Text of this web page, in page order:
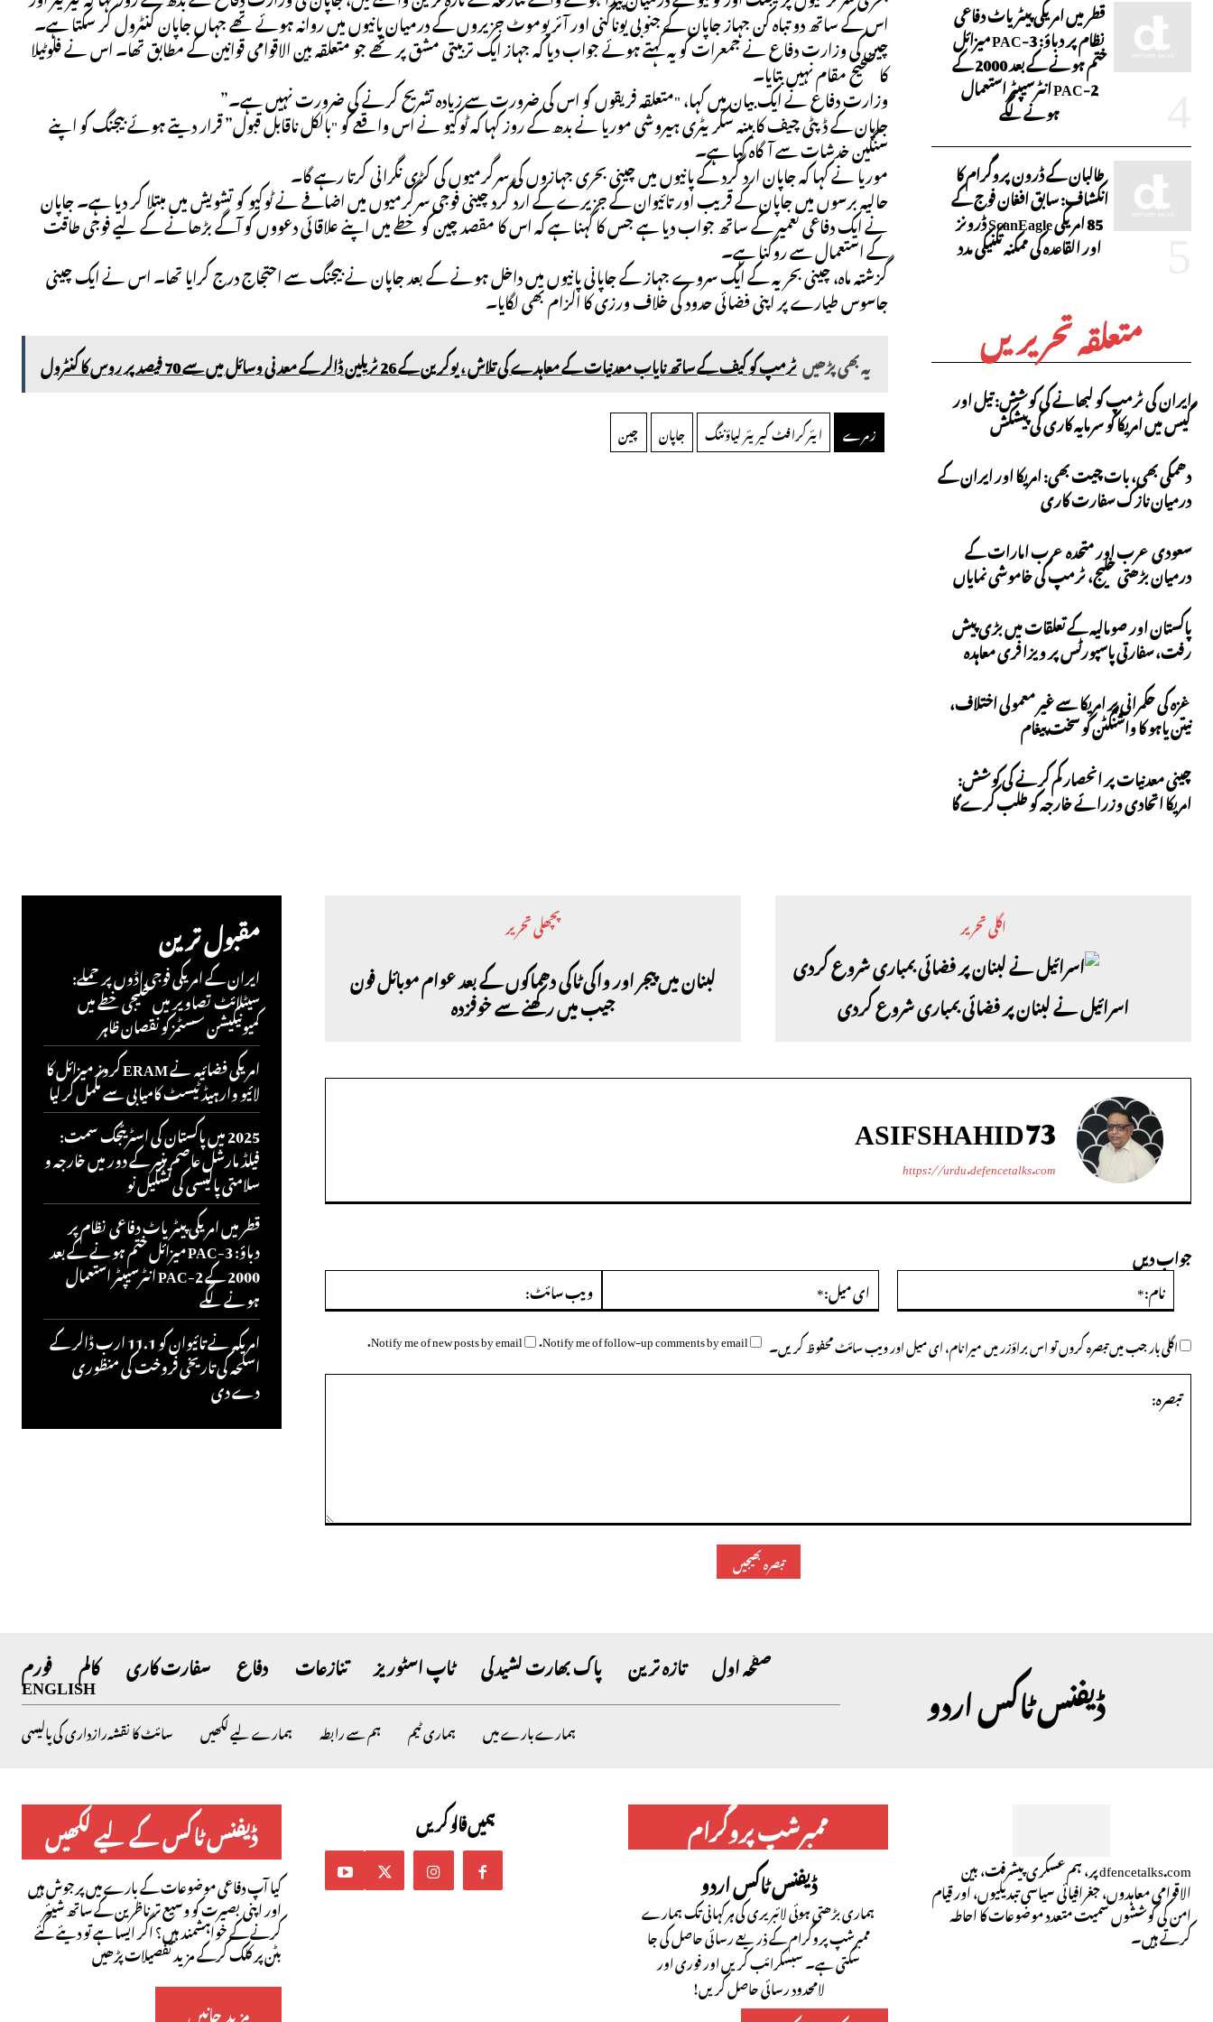
قطر میں امریکی پیٹریاٹ دفاعی
نظام پر دباؤ: PAC-3 میزائل
ختم ہونے کے بعد 2000 کے
PAC-2 انٹرسیپٹر استعمال
ہونے لگے
طالبان کے ڈرون پروگرام کا
انکشاف: سابق افغان فوج کے
85 امریکی ScanEagle ڈرونز
اور القاعدہ کی ممکنہ تکنیکی مدد
متعلقہ تحریریں
ایران کی ٹرمپ کو لبھانے کی کوشش: تیل اور
گیس میں امریکا کو سرمایہ کاری کی پیشکش
دھمکی بھی، بات چیت بھی: امریکا اور ایران کے
درمیان نازک سفارت کاری
سعودی عرب اور متحدہ عرب امارات کے
درمیان بڑھتی خلیج، ٹرمپ کی خاموشی نمایاں
پاکستان اور صومالیہ کے تعلقات میں بڑی پیش
رفت، سفارتی پاسپورٹس پر ویزا فری معاہدہ
غزہ کی حکمرانی پر امریکا سے غیر معمولی اختلاف،
نیتن یاہو کا واشنگٹن کو سخت پیغام
چینی معدنیات پر انحصار کم کرنے کی کوشش:
امریکا اتحادی وزرائے خارجہ کو طلب کرے گا
اس کے ساتھ دو تباہ کن جہاز جاپان کے جنوبی یوناگنی اور آئریوموٹ جزیروں کے درمیان پانیوں میں روانہ ہوئے تھے جہاں جاپان کنٹرول کر سکتا ہے۔
چین کی وزارت دفاع نے جمعرات کو یہ کہتے ہوئے جواب دیا کہ جہاز ایک تربیتی مشق پر تھے جو متعلقہ بین الاقوامی قوانین کے مطابق تھا۔ اس نے فلوٹیلا
کا صحیح مقام نہیں بتایا۔
وزارت دفاع نے ایک بیان میں کہا، "متعلقہ فریقوں کو اس کی ضرورت سے زیادہ تشریح کرنے کی ضرورت نہیں ہے۔”
جاپان کے ڈپٹی چیف کابینہ سکریٹری ہیروشی موریا نے بدھ کے روز کہا کہ ٹوکیو نے اس واقعے کو "بالکل ناقابل قبول” قرار دیتے ہوئے بیجنگ کو اپنے
سنگین خدشات سے آگاہ کیا ہے۔
موریا نے کہا کہ جاپان ارد گرد کے پانیوں میں چینی بحری جہازوں کی سرگرمیوں کی کڑی نگرانی کرتا رہے گا۔
حالیہ برسوں میں جاپان کے قریب اور تائیوان کے جزیرے کے ارد گرد چینی فوجی سرگرمیوں میں اضافے نے ٹوکیو کو تشویش میں مبتلا کر دیا ہے۔ جاپان
نے ایک دفاعی تعمیر کے ساتھ جواب دیا ہے جس کا کہنا ہے کہ اس کا مقصد چین کو خطے میں اپنے علاقائی دعووں کو آگے بڑھانے کے لیے فوجی طاقت
کے استعمال سے روکنا ہے۔
گزشتہ ماہ، چینی بحریہ کے ایک سروے جہاز کے جاپانی پانیوں میں داخل ہونے کے بعد جاپان نے بیجنگ سے احتجاج درج کرایا تھا۔ اس نے ایک چینی
جاسوس طیارے پر اپنی فضائی حدود کی خلاف ورزی کا الزام بھی لگایا۔
یہ بھی پڑھیںٹرمپ کو کیف کے ساتھ نایاب معدنیات کے معاہدے کی تلاش ، یوکرین کے 26 ٹریلین ڈالر کے معدنی وسائل میں سے 70 فیصد پر روس کا کنٹرول
زمرے ایئرکرافٹ کیریئر لیاؤننگ جاپان چین
پچھلی تحریر
لبنان میں پیجر اور واکی ٹاکی دھماکوں کے بعد عوام موبائل فون
جیب میں رکھنے سے خوفزدہ
اگلی تحریر
اسرائیل نے لبنان پر فضائی بمباری شروع کردی
ASIFSHAHID73
https://urdu.defencetalks.com
جواب دیں
تبصرہ:
نام:* ای
میل:*
ویب
اگلی بار جب میں تبصرہ کروں تو اس براؤزر میں میرا نام، ای میل اور ویب سائٹ محفوظ کریں۔ Notify me of follow-up comments by email.
Notify me of new posts by email.
مقبول ترین
ایران کے امریکی فوجی اڈوں پر حملے:
سیٹلائٹ تصاویر میں خلیجی خطے میں
کمیونیکیشن سسٹمز کو نقصان ظاہر
امریکی فضائیہ نے ERAM کروز میزائل کا
لائیو وارہیڈ ٹیسٹ کامیابی سے مکمل کر لیا
2025 میں پاکستان کی اسٹریٹجک سمت:
فیلڈ مارشل عاصم منیر کے دور میں خارجہ و
سلامتی پالیسی کی تشکیل نو
قطر میں امریکی پیٹریاٹ دفاعی نظام پر
دباؤ: PAC-3 میزائل ختم ہونے کے بعد
2000 کے PAC-2 انٹرسیپٹر استعمال
ہونے لگے
امریکہ نے تائیوان کو 11.1 ارب ڈالر کے
اسلحہ کی تاریخی فروخت کی منظوری
دے دی
ڈیفنس ٹاکس اردو
صفحہ اول تازہ ترین پاک بھارت کشیدگی ٹاپ اسٹوریز تنازعات دفاع سفارت کاری کالم فورم
ENGLISH
ہمارے بارے میں ہماری ٹیم ہم سے رابطہ ہمارے لیے لکھیں سائٹ کا نقشہرازداری کی پالیسی
ڈیفنس ٹاکس کے لیے لکھیں
کیا آپ دفاعی موضوعات کے بارے میں پرجوش ہیں
اور اپنی بصیرت کو وسیع تر ناظرین کے ساتھ شیئر
کرنے کے خواہشمند ہیں؟ اگر ایسا ہے تو دیئے گئے
بٹن پر کلک کرکے مزید تفصیلات پڑھیں
مزید جانیں
ہمیں فالو کریں ممبرشپ پروگرام
ڈیفنس ٹاکس اردو
ہماری بڑھتی ہوئی لائبریری کی ہر کہانی تک ہمارے
ممبرشپ پروگرام کے ذریعے رسائی حاصل کی جا
سکتی ہے۔ سبسکرائب کریں اور فوری اور
لامحدود رسائی حاصل کریں!
dfencetalks.com پر، ہم عسکری پیشرفت، بین
الاقوامی معاہدوں، جغرافیائی سیاسی تبدیلیوں، اور قیام
امن کی کوششوں سمیت متعدد موضوعات کا احاطہ
کرتے ہیں۔